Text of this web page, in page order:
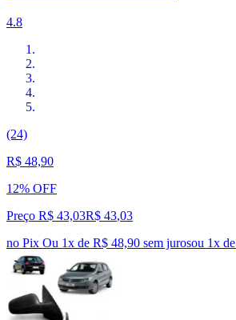
4.8
(24)
R$ 48,90
12% OFF
Preço R$ 43,03R$ 43,03
no Pix Ou 1x de R$ 48,90 sem jurosou 1x de